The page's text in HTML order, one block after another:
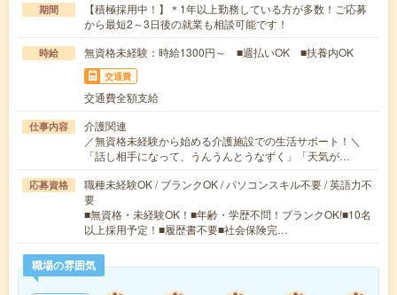
期間
【積極採用中！】＊1年以上勤務している方が多数！ご応募
から最短2～3日後の就業も相談可能です！
時給 無資格未経験：時給1300円～ ■週払いOK ■扶養内OK
交通費
交通費全額支給
仕事内容
介護関連
／無資格未経験から始める介護施設での生活サポート！＼
「話し相手になって、うんうんとうなずく」「天気が…
応募資格
職種未経験OK / ブランクOK / パソコンスキル不要 / 英語力不
要
■無資格・未経験OK！■年齢・学歴不問！ブランクOK!■10名
以上採用予定！■履歴書不要■社会保険完…
職場の雰囲気